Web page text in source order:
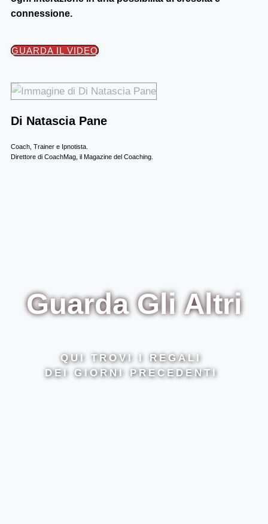
connessione.
GUARDA IL VIDEO
Di Natascia Pane
Coach, Trainer e Ipnotista.
Direttore di CoachMag, il Magazine del Coaching.
Guarda Gli Altri
QUI TROVI I REGALI
DEI GIORNI PRECEDENTI